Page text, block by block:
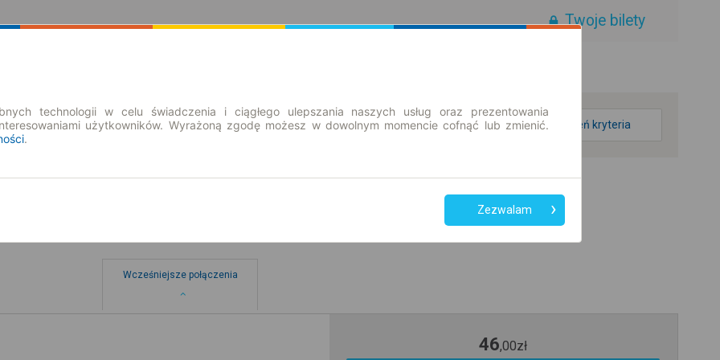
Twoje bilety
zmień kryteria
Wcześniejsze połączenia
46,00zł
technologii w celu świadczenia i ciągłego ulepszania naszych usług oraz prezentowania
użytkowników. Wyrażoną zgodę możesz w dowolnym momencie cofnąć lub zmienić.
.
Zezwalam